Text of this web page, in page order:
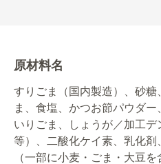
原材料名
すりごま（国内製造）、砂
ま、食塩、かつお節パウダー
いりごま、しょうが／加工
等）、二酸化ケイ素、乳化剤
（一部に小麦・ごま・大豆を